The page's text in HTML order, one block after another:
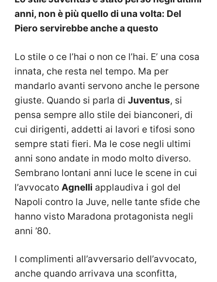
anni, non è più quello di una volta: Del
Piero servirebbe anche a questo
Lo stile o ce l’hai o non ce l’hai. E’ una cosa
innata, che resta nel tempo. Ma per
mandarlo avanti servono anche le persone
giuste. Quando si parla di Juventus, si
pensa sempre allo stile dei bianconeri, di
cui dirigenti, addetti ai lavori e tifosi sono
sempre stati fieri. Ma le cose negli ultimi
anni sono andate in modo molto diverso.
Sembrano lontani anni luce le scene in cui
l’avvocato Agnelli applaudiva i gol del
Napoli contro la Juve, nelle tante sfide che
hanno visto Maradona protagonista negli
anni ’80.
I complimenti all’avversario dell’avvocato,
anche quando arrivava una sconfitta,